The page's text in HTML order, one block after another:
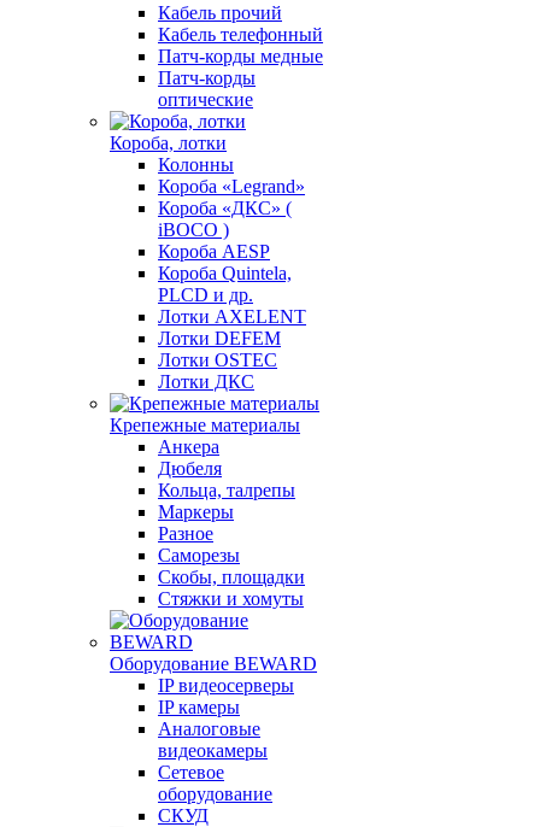
Кабель прочий
Кабель телефонный
Патч-корды медные
Патч-корды
оптические
Короба, лотки
Колонны
Короба «Legrand»
Короба «ДКС» (
iBOCO )
Короба AESP
Короба Quintela,
PLCD и др.
Лотки AXELENT
Лотки DEFEM
Лотки OSTEC
Лотки ДКС
Крепежные материалы
Анкера
Дюбеля
Кольца, талрепы
Маркеры
Разное
Саморезы
Скобы, площадки
Стяжки и хомуты
Оборудование BEWARD
IP видеосерверы
IP камеры
Аналоговые
видеокамеры
Сетевое
оборудование
СКУД